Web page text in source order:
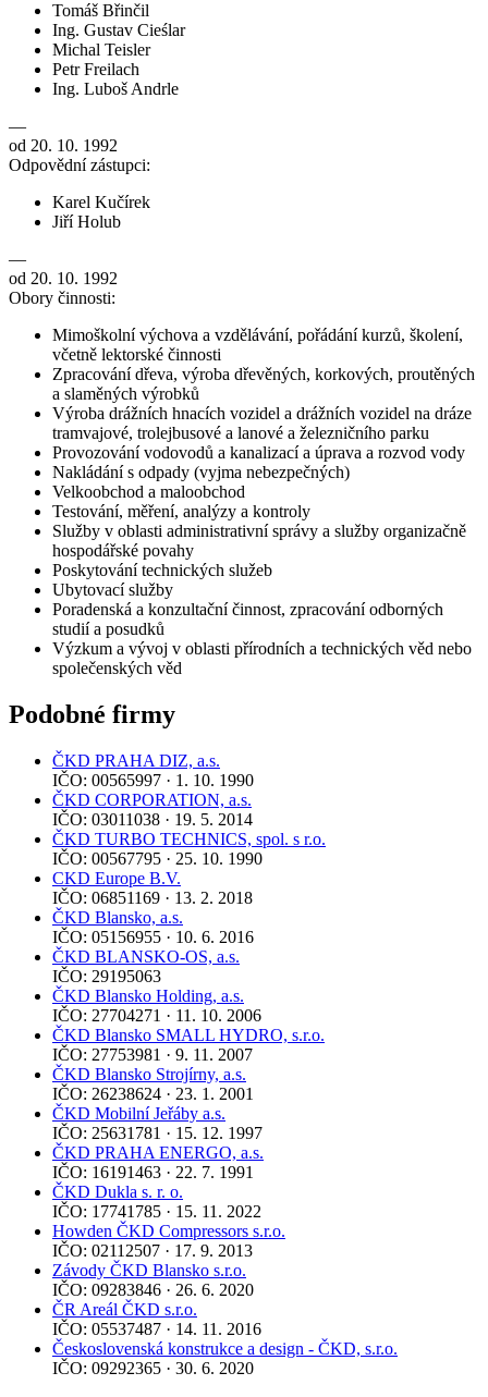
Tomáš Břinčil
Ing. Gustav Cieślar
Michal Teisler
Petr Freilach
Ing. Luboš Andrle
—
od 20. 10. 1992
Odpovědní zástupci:
Karel Kučírek
Jiří Holub
—
od 20. 10. 1992
Obory činnosti:
Mimoškolní výchova a vzdělávání, pořádání kurzů, školení,
včetně lektorské činnosti
Zpracování dřeva, výroba dřevěných, korkových, proutěných
a slaměných výrobků
Výroba drážních hnacích vozidel a drážních vozidel na dráze
tramvajové, trolejbusové a lanové a železničního parku
Provozování vodovodů a kanalizací a úprava a rozvod vody
Nakládání s odpady (vyjma nebezpečných)
Velkoobchod a maloobchod
Testování, měření, analýzy a kontroly
Služby v oblasti administrativní správy a služby organizačně
hospodářské povahy
Poskytování technických služeb
Ubytovací služby
Poradenská a konzultační činnost, zpracování odborných
studií a posudků
Výzkum a vývoj v oblasti přírodních a technických věd nebo
společenských věd
Podobné firmy
ČKD PRAHA DIZ, a.s.
IČO: 00565997 · 1. 10. 1990
ČKD CORPORATION, a.s.
IČO: 03011038 · 19. 5. 2014
ČKD TURBO TECHNICS, spol. s r.o.
IČO: 00567795 · 25. 10. 1990
CKD Europe B.V.
IČO: 06851169 · 13. 2. 2018
ČKD Blansko, a.s.
IČO: 05156955 · 10. 6. 2016
ČKD BLANSKO-OS, a.s.
IČO: 29195063
ČKD Blansko Holding, a.s.
IČO: 27704271 · 11. 10. 2006
ČKD Blansko SMALL HYDRO, s.r.o.
IČO: 27753981 · 9. 11. 2007
ČKD Blansko Strojírny, a.s.
IČO: 26238624 · 23. 1. 2001
ČKD Mobilní Jeřáby a.s.
IČO: 25631781 · 15. 12. 1997
ČKD PRAHA ENERGO, a.s.
IČO: 16191463 · 22. 7. 1991
ČKD Dukla s. r. o.
IČO: 17741785 · 15. 11. 2022
Howden ČKD Compressors s.r.o.
IČO: 02112507 · 17. 9. 2013
Závody ČKD Blansko s.r.o.
IČO: 09283846 · 26. 6. 2020
ČR Areál ČKD s.r.o.
IČO: 05537487 · 14. 11. 2016
Československá konstrukce a design - ČKD, s.r.o.
IČO: 09292365 · 30. 6. 2020